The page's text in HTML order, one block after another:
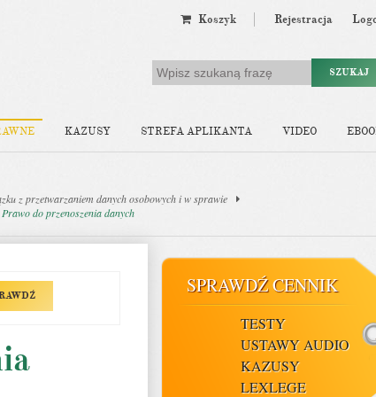
Koszyk Rejestracja
SZUKAJ
KAZUSY STREFA APLIKANTA VIDEO
z przetwarzaniem danych osobowych i w sprawie
do przenoszenia danych
SPRAWDŹ CENNIK
TESTY
USTAWY AUDIO
KAZUSY
LEXLEGE